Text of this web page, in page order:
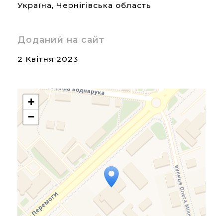
Україна, Чернігівська область
Доданий на сайт
2 Квітня 2023
Travelers' Map is loading...
If you see this after your
page is loaded completely,
leafletJS files are missing.
+
−